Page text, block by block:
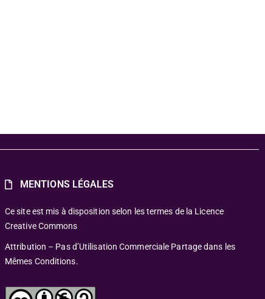
MENTIONS LÉGALES
Ce site est mis à disposition selon les termes de la Licence
Creative Commons
Attribution – Pas d’Utilisation Commerciale Partage dans les
Mêmes Conditions.